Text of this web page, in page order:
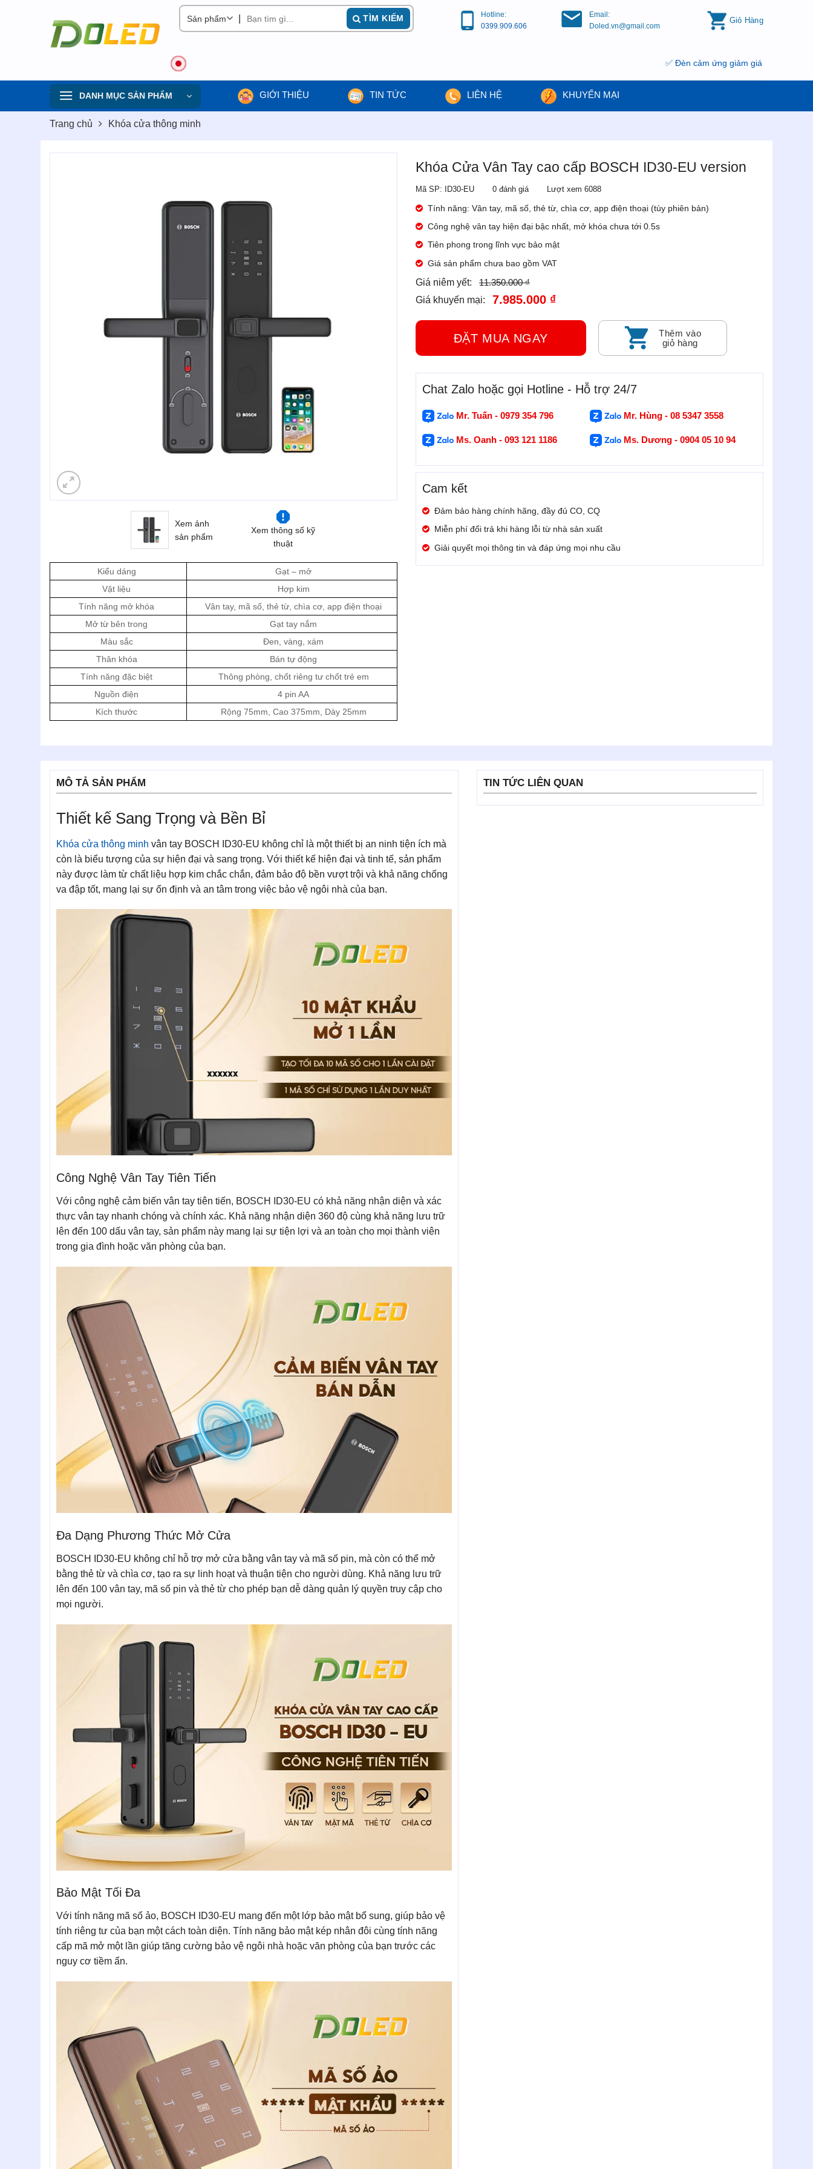
TÌM KIẾM
Hotline:
0399.909.606
Email:
Doled.vn@gmail.com
Giỏ Hàng
✅ Đèn cảm ứng giảm giá 20% ✅ Đèn năng
DANH MỤC SẢN PHẨM GIỚI THIỆU TIN TỨC LIÊN HỆ KHUYẾN MẠI
Trang chủ Khóa cửa thông minh
Xem ảnh
sản phẩm
Xem thông số kỹ
thuật
Kiểu dáng
Gạt – mở
Vật liệu
Hợp kim
Tính năng mở khóa
Vân tay, mã số, thẻ từ, chìa cơ, app điện thoại
Mở từ bên trong
Gạt tay nắm
Màu sắc
Đen, vàng, xám
Thân khóa
Bán tự động
Tính năng đặc biệt
Thông phòng, chốt riêng tư chốt trẻ em
Nguồn điện
4 pin AA
Kích thước
Rộng 75mm, Cao 375mm, Dày 25mm
Khóa Cửa Vân Tay cao cấp BOSCH ID30-EU version
Mã SP: ID30-EU 0 đánh giá Lượt xem 6088
Tính năng: Vân tay, mã số, thẻ từ, chìa cơ, app điện thoại (tùy phiên bản)
Công nghệ vân tay hiện đại bậc nhất, mở khóa chưa tới 0.5s
Tiên phong trong lĩnh vực bảo mật
Giá sản phẩm chưa bao gồm VAT
Giá niêm yết:
11.350.000 ₫
Giá khuyến mại:
7.985.000 ₫
ĐẶT MUA NGAY
Thêm vào
giỏ hàng
Chat Zalo hoặc gọi Hotline - Hỗ trợ 24/7
Mr. Tuấn - 0979 354 796 Mr. Hùng - 08 5347 3558
Ms. Oanh - 093 121 1186 Ms. Dương - 0904 05 10 94
Cam kết
Đảm bảo hàng chính hãng, đầy đủ CO, CQ
Miễn phí đổi trả khi hàng lỗi từ nhà sản xuất
Giải quyết mọi thông tin và đáp ứng mọi nhu cầu
MÔ TẢ SẢN PHẨM
Thiết kế Sang Trọng và Bền Bỉ
Khóa cửa thông minh vân tay BOSCH ID30-EU không chỉ là một thiết bị an ninh tiện ích mà
còn là biểu tượng của sự hiện đại và sang trọng. Với thiết kế hiện đại và tinh tế, sản phẩm
này được làm từ chất liệu hợp kim chắc chắn, đảm bảo độ bền vượt trội và khả năng chống
va đập tốt, mang lại sự ổn định và an tâm trong việc bảo vệ ngôi nhà của bạn.
Công Nghệ Vân Tay Tiên Tiến
Với công nghệ cảm biến vân tay tiên tiến, BOSCH ID30-EU có khả năng nhận diện và xác
thực vân tay nhanh chóng và chính xác. Khả năng nhận diện 360 độ cùng khả năng lưu trữ
lên đến 100 dấu vân tay, sản phẩm này mang lại sự tiện lợi và an toàn cho mọi thành viên
trong gia đình hoặc văn phòng của bạn.
Đa Dạng Phương Thức Mở Cửa
BOSCH ID30-EU không chỉ hỗ trợ mở cửa bằng vân tay và mã số pin, mà còn có thể mở
bằng thẻ từ và chìa cơ, tạo ra sự linh hoạt và thuận tiện cho người dùng. Khả năng lưu trữ
lên đến 100 vân tay, mã số pin và thẻ từ cho phép bạn dễ dàng quản lý quyền truy cập cho
mọi người.
Bảo Mật Tối Đa
Với tính năng mã số ảo, BOSCH ID30-EU mang đến một lớp bảo mật bổ sung, giúp bảo vệ
tính riêng tư của bạn một cách toàn diện. Tính năng bảo mật kép nhân đôi cùng tính năng
cấp mã mở một lần giúp tăng cường bảo vệ ngôi nhà hoặc văn phòng của bạn trước các
nguy cơ tiềm ẩn.
TIN TỨC LIÊN QUAN